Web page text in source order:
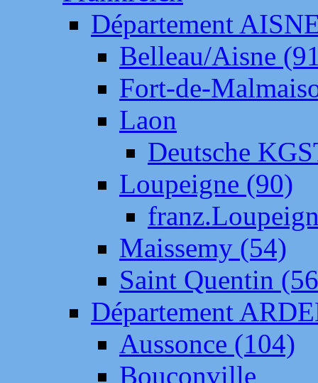
Département
Belleau/Aisne
Fort-de-
Laon
Deutsche
Loupeigne (90)
Maissemy (54)
Saint Quentin
Département
Aussonce (104)
Bouconville